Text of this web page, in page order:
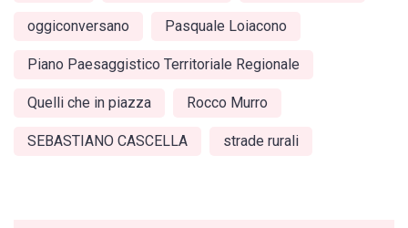
oggiconversano Pasquale Loiacono
Piano Paesaggistico Territoriale Regionale
Quelli che in piazza Rocco Murro
SEBASTIANO CASCELLA strade rurali